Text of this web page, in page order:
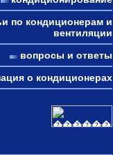
по кондиционерам и
вентиляции
вопросы и ответы
о кондиционерах